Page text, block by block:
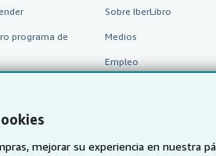
mejorar su experiencia en
programa de
vendedor
Sobre IberLibro
Medios
Empleo